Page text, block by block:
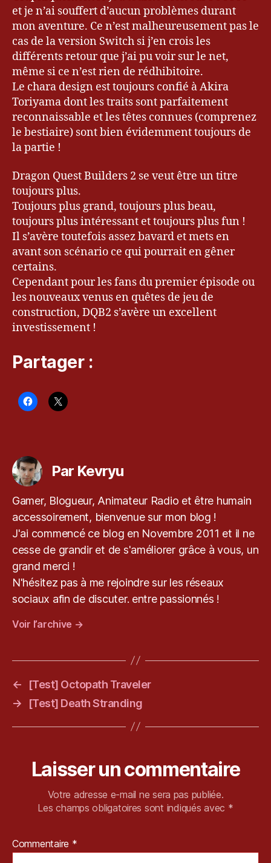
et je n’ai souffert d’aucun problèmes durant
mon aventure. Ce n’est malheureusement pas le
cas de la version Switch si j’en crois les
différents retour que j’ai pu voir sur le net,
même si ce n’est rien de rédhibitoire.
Le chara design est toujours confié à Akira
Toriyama dont les traits sont parfaitement
reconnaissable et les têtes connues (comprenez
le bestiaire) sont bien évidemment toujours de
la partie !
Dragon Quest Builders 2 se veut être un titre
toujours plus.
Toujours plus grand, toujours plus beau,
toujours plus intéressant et toujours plus fun !
Il s’avère toutefois assez bavard et mets en
avant son scénario ce qui pourrait en gêner
certains.
Cependant pour les fans du premier épisode ou
les nouveaux venus en quêtes de jeu de
construction, DQB2 s’avère un excellent
investissement !
Partager :
B
ui
ld
e
rs
,
D
Q
B,
D
r
g
o
n
Q
u
e
st
,
G
m
er
,
u
x
d
é
v
r
u,
M
in
c
r
a
ft
P
R
e
vi
e
,
G
S
Par Kevryu
Gamer, Blogueur, Animateur Radio et être humain
accessoirement, bienvenue sur mon blog !
J'ai commencé ce blog en Novembre 2011 et il ne
cesse de grandir et de s'améliorer grâce à vous, un
grand merci !
N'hésitez pas à me rejoindre sur les réseaux
sociaux afin de discuter. entre passionnés !
Voir l’archive →
←
[Test] Octopath Traveler
→
[Test] Death Stranding
Laisser un commentaire
Votre adresse e-mail ne sera pas publiée.
Les champs obligatoires sont indiqués avec *
Commentaire *